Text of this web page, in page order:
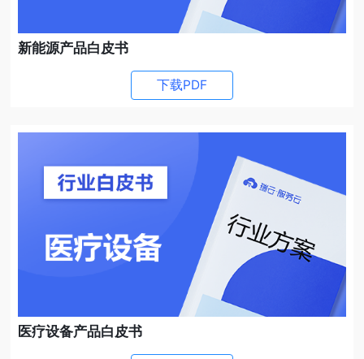
新能源产品白皮书
下载PDF
医疗设备产品白皮书